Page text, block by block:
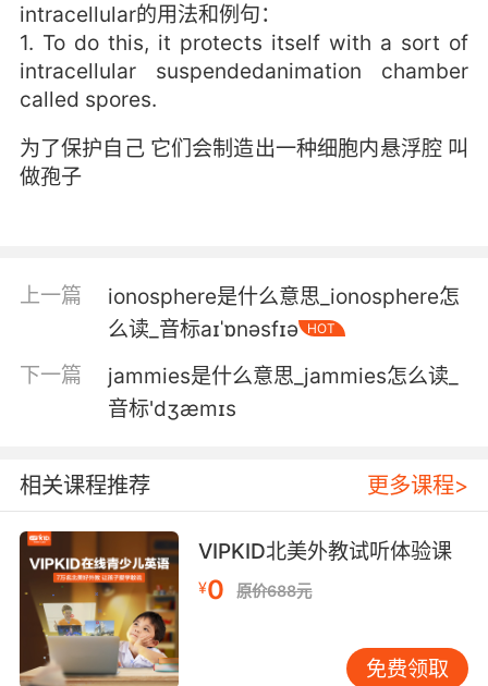
intracellular的用法和例句：
1. To do this, it protects itself with a sort of
intracellular suspendedanimation chamber
called spores.
为了保护自己 它们会制造出一种细胞内悬浮腔 叫
做孢子
上一篇
ionosphere是什么意思_ionosphere怎
么读_音标aɪˈɒnəsfɪə
HOT
下一篇
jammies是什么意思_jammies怎么读_
音标'dʒæmɪs
相关课程推荐 更多课程>
VIPKID北美外教试听体验课
¥0 原价688元
免费领取